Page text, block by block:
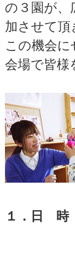
の３園が、
加させて頂
この機会
会場で皆様
１．日 時